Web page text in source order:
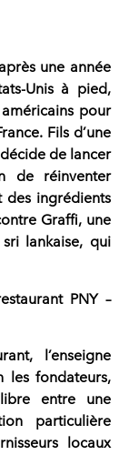
une année
Unis à pied,
pour
. Fils d’une
de lancer
de réinventer
des ingrédients
Graffi, une
sri lankaise, qui
PNY –
l’enseigne
les fondateurs,
entre une
particulière
locaux